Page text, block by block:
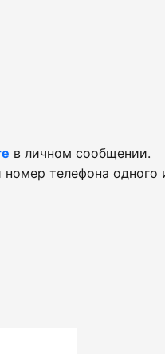
в личном сообщении.
телефона одного